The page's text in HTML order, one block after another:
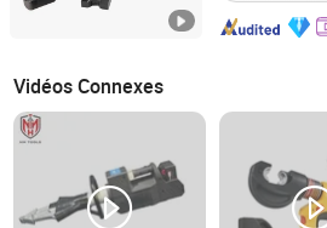
Vidéos Connexes